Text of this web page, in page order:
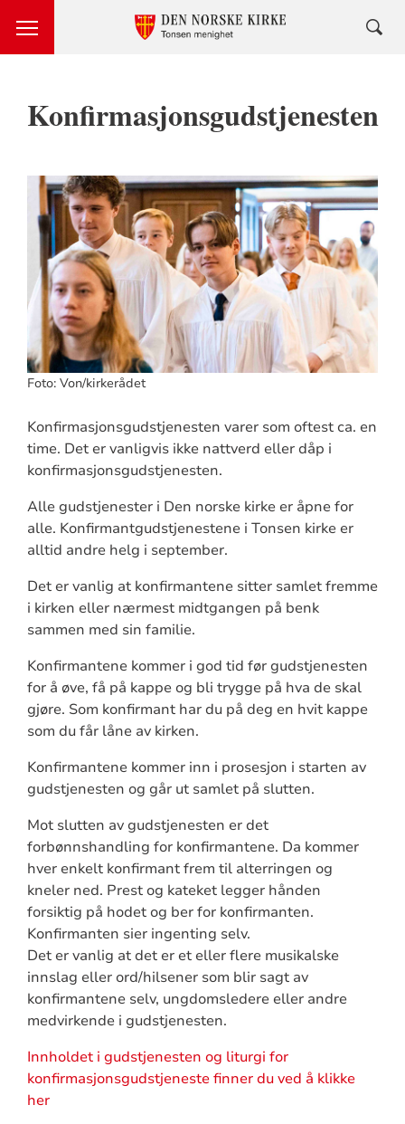
Konfirmasjonsgudstjenesten
Foto: Von/kirkerådet
Konfirmasjonsgudstjenesten varer som oftest ca. en
time. Det er vanligvis ikke nattverd eller dåp i
konfirmasjonsgudstjenesten.
Alle gudstjenester i Den norske kirke er åpne for
alle. Konfirmantgudstjenestene i Tonsen kirke er
alltid andre helg i september.
Det er vanlig at konfirmantene sitter samlet fremme
i kirken eller nærmest midtgangen på benk
sammen med sin familie.
Konfirmantene kommer i god tid før gudstjenesten
for å øve, få på kappe og bli trygge på hva de skal
gjøre. Som konfirmant har du på deg en hvit kappe
som du får låne av kirken.
Konfirmantene kommer inn i prosesjon i starten av
gudstjenesten og går ut samlet på slutten.
Mot slutten av gudstjenesten er det
forbønnshandling for konfirmantene. Da kommer
hver enkelt konfirmant frem til alterringen og
kneler ned. Prest og kateket legger hånden
forsiktig på hodet og ber for konfirmanten.
Konfirmanten sier ingenting selv.
Det er vanlig at det er et eller flere musikalske
innslag eller ord/hilsener som blir sagt av
konfirmantene selv, ungdomsledere eller andre
medvirkende i gudstjenesten.
Innholdet i gudstjenesten og liturgi for
konfirmasjonsgudstjeneste finner du ved å klikke
her